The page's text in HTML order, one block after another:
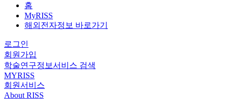
홈
MyRISS
해외전자정보 바로가기
로그인
회원가입
학술연구정보서비스 검색
MYRISS
회원서비스
About RISS